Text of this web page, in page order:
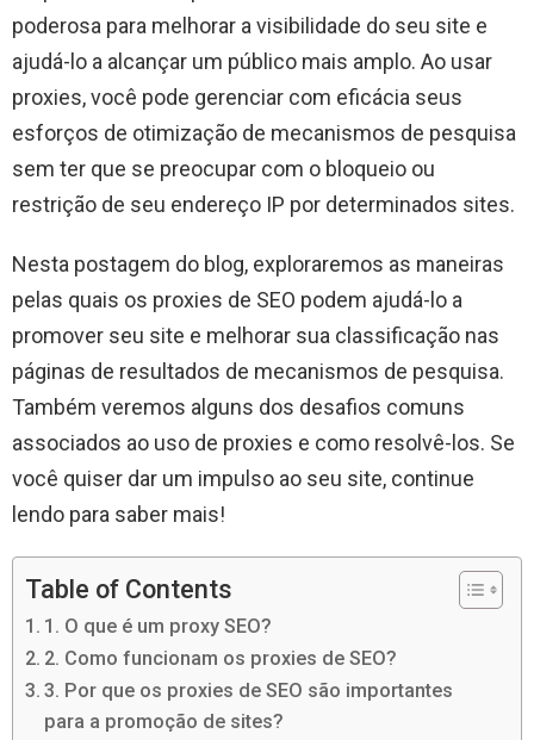
poderosa para melhorar a visibilidade do seu site e
ajudá-lo a alcançar um público mais amplo. Ao usar
proxies, você pode gerenciar com eficácia seus
esforços de otimização de mecanismos de pesquisa
sem ter que se preocupar com o bloqueio ou
restrição de seu endereço IP por determinados sites.
Nesta postagem do blog, exploraremos as maneiras
pelas quais os proxies de SEO podem ajudá-lo a
promover seu site e melhorar sua classificação nas
páginas de resultados de mecanismos de pesquisa.
Também veremos alguns dos desafios comuns
associados ao uso de proxies e como resolvê-los. Se
você quiser dar um impulso ao seu site, continue
lendo para saber mais!
Table of Contents
1. O que é um proxy SEO?
2. Como funcionam os proxies de SEO?
3. Por que os proxies de SEO são importantes
para a promoção de sites?